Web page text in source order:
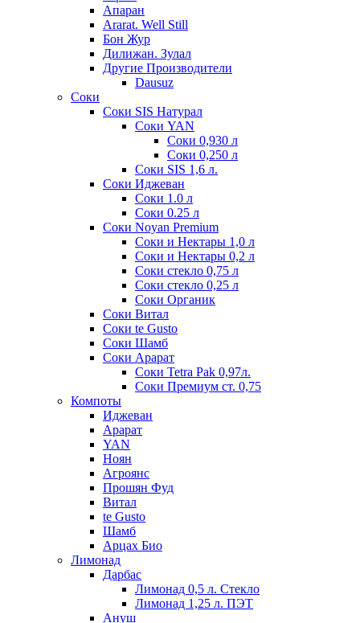
Апаран
Ararat. Well Still
Бон Жур
Дилижан. Зулал
Другие Производители
Dausuz
Соки
Соки SIS Натурал
Соки YAN
Соки 0,930 л
Соки 0,250 л
Соки SIS 1,6 л.
Соки Иджеван
Соки 1.0 л
Соки 0.25 л
Соки Noyan Premium
Соки и Нектары 1,0 л
Соки и Нектары 0,2 л
Соки стекло 0,75 л
Соки стекло 0,25 л
Соки Органик
Соки Витал
Соки te Gusto
Соки Шамб
Соки Арарат
Соки Tetra Pak 0,97л.
Соки Премиум ст. 0,75
Компоты
Иджеван
Арарат
YAN
Ноян
Агроянс
Прошян Фуд
Витал
te Gusto
Шамб
Арцах Био
Лимонад
Дарбас
Лимонад 0,5 л. Стекло
Лимонад 1,25 л. ПЭТ
Ануш